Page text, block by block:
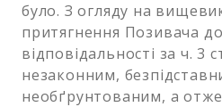
було. З огляду на
притягнення Позивача
відповідальності за ч. 3
незаконним,
необґрунтованим, а